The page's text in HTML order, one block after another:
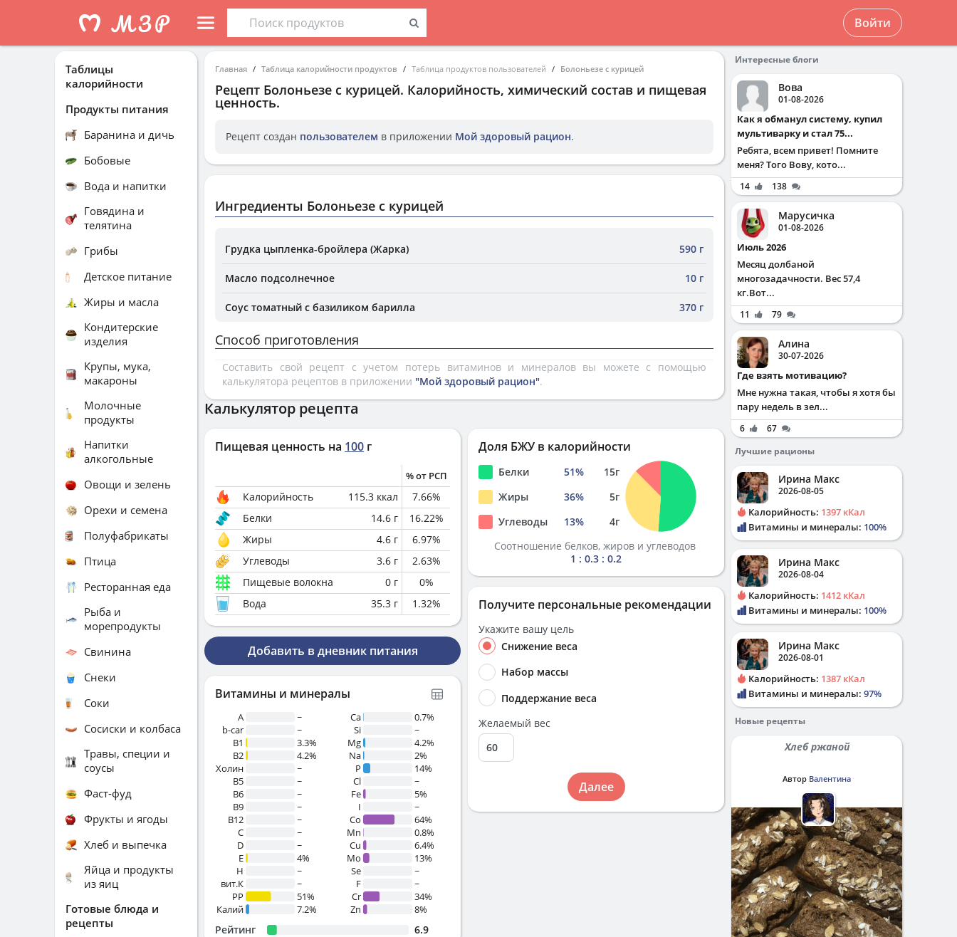
Войти
Главная Таблица калорийности продуктов Таблица продуктов пользователей Болоньезе с курицей
Рецепт Болоньезе с курицей. Калорийность, химический состав и пищевая
ценность.
Рецепт создан пользователем в приложении Мой здоровый рацион.
Ингредиенты Болоньезе с курицей
Грудка цыпленка-бройлера (Жарка) 590 г
Масло подсолнечное 10 г
Соус томатный с базиликом барилла 370 г
Способ приготовления
Составить свой рецепт с учетом потерь витаминов и минералов вы можете с помощью
калькулятора рецептов в приложении "Мой здоровый рацион".
Калькулятор рецепта
Пищевая ценность на 100 г
% от РСП
Калорийность 115.3 ккал 7.66%
Белки
14.6 г 16.22%
Жиры
4.6 г 6.97%
Углеводы
3.6 г 2.63%
Пищевые волокна
0 г 0%
Вода
35.3 г 1.32%
Добавить в дневник питания
Витамины и минералы
A
~
b-car
~
В1
3.3%
B2
4.2%
Холин
~
B5
~
B6
~
B9
~
B12
~
C
~
D
~
E
4%
H
~
вит.К
~
PP
51%
Калий
7.2%
Ca
0.7%
Si
~
Mg
4.2%
Na
2%
P
14%
Cl
~
Fe
5%
I
~
Co
64%
Mn
0.8%
Cu
6.4%
Mo
13%
Se
~
F
~
Cr
34%
Zn
8%
Рейтинг 6.9
Доля БЖУ в калорийности
Белки 51% 15г
Жиры
36% 5г
Углеводы
13% 4г
Соотношение белков, жиров и углеводов
1 : 0.3 : 0.2
Получите персональные рекомендации
Укажите вашу цель
Снижение веса
Набор массы
Поддержание веса
Желаемый вес
Далее
Таблицы
калорийности
Продукты питания
Баранина и дичь
Бобовые
Вода и напитки
Говядина и
телятина
Грибы
Детское питание
Жиры и масла
Кондитерские
изделия
Крупы, мука,
макароны
Молочные
продукты
Напитки
алкогольные
Овощи и зелень
Орехи и семена
Полуфабрикаты
Птица
Ресторанная еда
Рыба и
морепродукты
Свинина
Снеки
Соки
Сосиски и колбаса
Травы, специи и
соусы
Фаст-фуд
Фрукты и ягоды
Хлеб и выпечка
Яйца и продукты
из яиц
Готовые блюда и
рецепты
Интересные блоги
Вова
01-08-2026
Как я обманул систему, купил
мультиварку и стал 75...
Ребята, всем привет! Помните
меня? Того Вову, кото...
14 138
Марусичка
01-08-2026
Июль 2026
Месяц долбаной
многозадачности. Вес 57,4
кг.Вот...
11 79
Алина
30-07-2026
Где взять мотивацию?
Мне нужна такая, чтобы я хотя бы
пару недель в зел...
6
67
Лучшие рационы
Ирина Макс
2026-08-05
Калорийность: 1397 кКал
Витамины и минералы: 100%
Ирина Макс
2026-08-04
Калорийность: 1412 кКал
Витамины и минералы: 100%
Ирина Макс
2026-08-01
Калорийность: 1387 кКал
Витамины и минералы: 97%
Новые рецепты
Хлеб ржаной
Автор Валентина